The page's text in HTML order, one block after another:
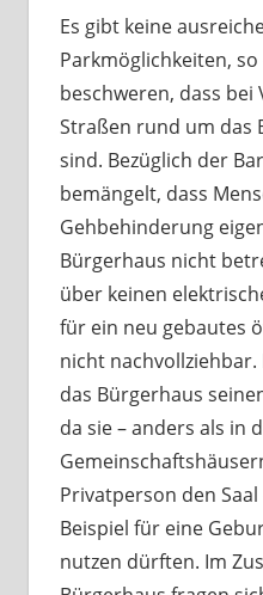
Es gibt keine
Parkmöglichkeiten,
beschweren, dass
Straßen rund um das
sind. Bezüglich der
bemängelt, dass
Gehbehinderung
Bürgerhaus nicht
über keinen
für ein neu gebautes
nicht nachvollziehbar.
das Bürgerhaus
da sie – anders als in
Privatperson den
Beispiel für eine
nutzen dürften. Im